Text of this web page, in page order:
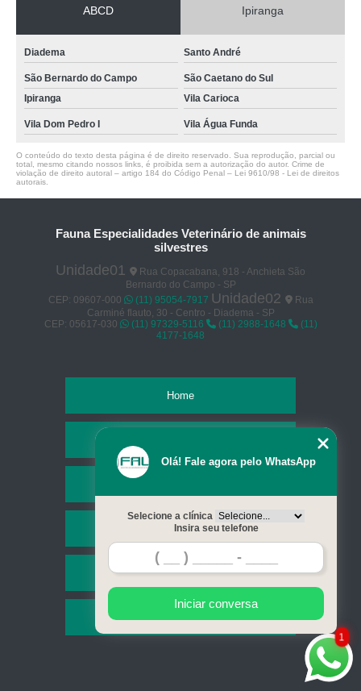
ABCD Ipiranga
Diadema Santo André
São Bernardo do Campo
São Caetano do Sul
Ipiranga
Vila Carioca
Vila Dom Pedro I Vila Água Funda
O conteúdo do texto desta página é de direito reservado. Sua reprodução, parcial ou
total, mesmo citando nossos links, é proibida sem a autorização do autor. Crime de
violação de direito autoral – artigo 184 do Código Penal – Lei 9610/98 - Lei de direitos
autorais
Fauna Especialidades Veterinário de animais
silvestres
Unidade01
Rua Copacabana, 918 - Anchieta São
Bernardo do Campo - SP
CEP: 09607-000
(11) 95054-7917 Unidade02
Rua
Carminé flauto, 30 - Centro - Diadema - SP
CEP: 05617-030
(11) 97329-5116 (11) 2988-1648
(11)
4177-1648
Home
Serviços
Contato
Mapa do site
1
Olá! Fale agora pelo WhatsApp
Selecione a clínica
Insira seu telefone
Iniciar conversa